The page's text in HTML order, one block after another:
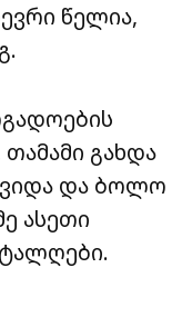
წელია,
გახდა
და ბოლო
ასეთი